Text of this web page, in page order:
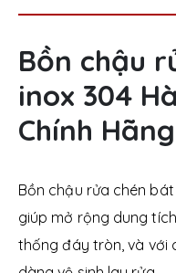
Bồn chậu
inox 304
Chính
Bồn chậu rửa chén
giúp mở rộng dung
thống đáy tròn, và với